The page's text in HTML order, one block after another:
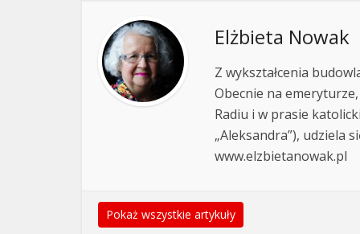
Elżbieta Nowak
Z wykształcenia
Obecnie na
Radiu i w prasie
„Aleksandra”), udziela
www.elzbietanowak.pl
Pokaż wszystkie artykuły